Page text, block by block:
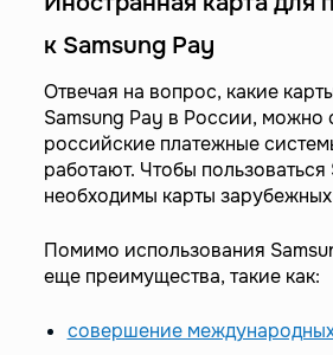
к Samsung Pay
Отвечая на вопрос, какие
Samsung Pay в России, можно
российские платежные
работают. Чтобы пользоваться
необходимы карты
Помимо использования
еще преимущества, такие как:
совершение